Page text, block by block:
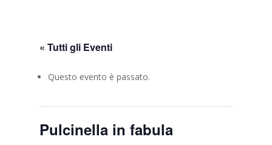
« Tutti gli Eventi
Questo evento è passato.
Pulcinella in fabula